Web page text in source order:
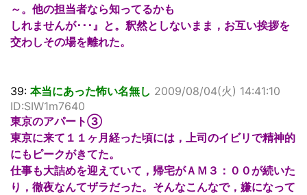
～。他の担当者なら知ってるかも
しれませんが･･･』と。釈然としないまま，お互い挨拶を
交わしその場を離れた。
39: 本当にあった怖い名無し 2009/08/04(火) 14:41:10
ID:SIW1m7640
東京のアパート③
東京に来て１１ヶ月経った頃には，上司のイビリで精神的
にもピークがきてた。
仕事も大詰めを迎えていて，帰宅がＡＭ３：００が続いた
り，徹夜なんてザラだった。そんなこんなで，嫌になって